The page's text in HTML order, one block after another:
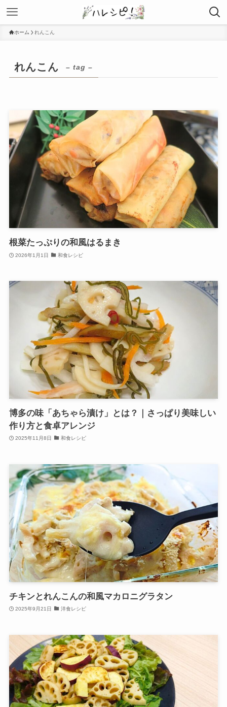
ホーム れんこん
れんこん – tag –
根菜たっぷりの和風はるまき
2026年1月1日 和食レシピ
博多の味「あちゃら漬け」とは？｜さっぱり美味しい
作り方と食卓アレンジ
2025年11月8日 和食レシピ
チキンとれんこんの和風マカロニグラタン
2025年9月21日 洋食レシピ